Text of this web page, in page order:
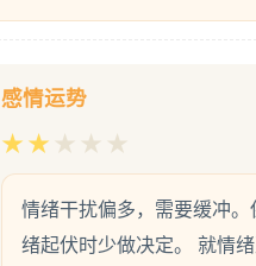
感情运势
★★ ★ ★ ★
情绪干扰偏多，需要缓冲
绪起伏时少做决定。 就情